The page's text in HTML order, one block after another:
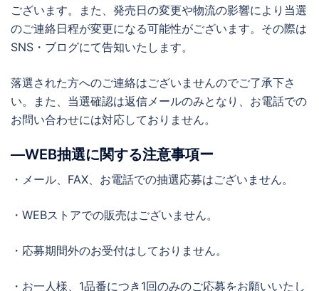
ございます。また、発売日の変更や物流の影響により当選
のご連絡日程が変更になる可能性がございます。その際は
SNS・ブログにて告知いたします。
落選された方へのご連絡はございませんのでご了承下さ
い。また、当選確認は返信メールのみとなり、お電話での
お問い合わせには対応しておりません。
―WEB抽選に関する注意事項ー
・メール、FAX、お電話での抽選応募はございません。
・WEBストアでの販売はございません。
・応募期間外のお受付はしておりません。
・お一人様、1品番につき1回のみのご応募をお願いいたし